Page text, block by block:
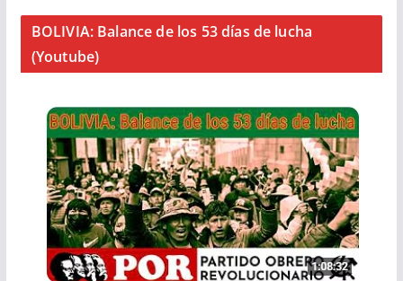
BOLIVIA: Balance de los 53 días de lucha
(Youtube)